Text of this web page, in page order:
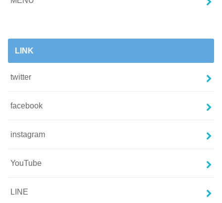
LINK
twitter
facebook
instagram
YouTube
LINE